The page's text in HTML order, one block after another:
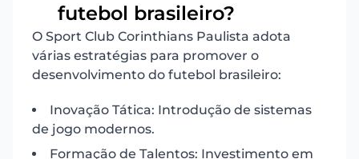
futebol brasileiro?
O Sport Club Corinthians Paulista adota
várias estratégias para promover o
desenvolvimento do futebol brasileiro:
Inovação Tática: Introdução de sistemas
de jogo modernos.
Formação de Talentos: Investimento em